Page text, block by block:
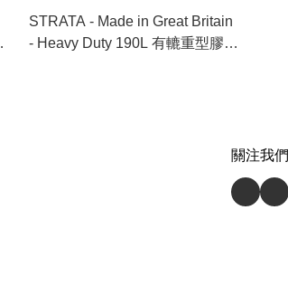
STRATA - Made in Great Britain
- Heavy Duty 190L 有轆重型膠箱
關注我們